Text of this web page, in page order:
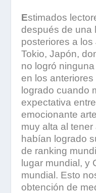
Estimados
después de una
posteriores a
Tokio, Japón,
no logró
en los
logrado cuando
expectativa
emocionante
muy alta al
habían logrado
de ranking
lugar mundial, y
mundial. Esto
obtención de